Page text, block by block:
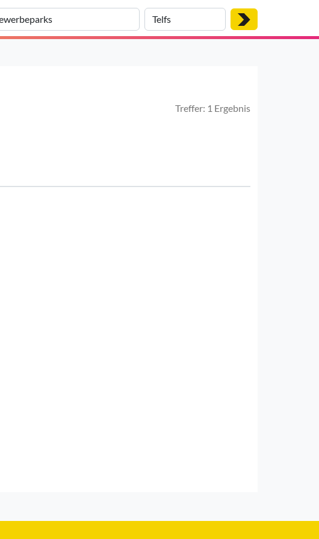
Treffer: 1 Ergebnis